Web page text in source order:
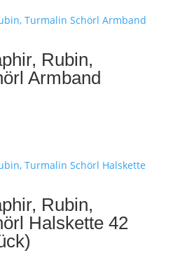
CHF 51.00
Rubin,
Armband
Rubin,
Halskette 42